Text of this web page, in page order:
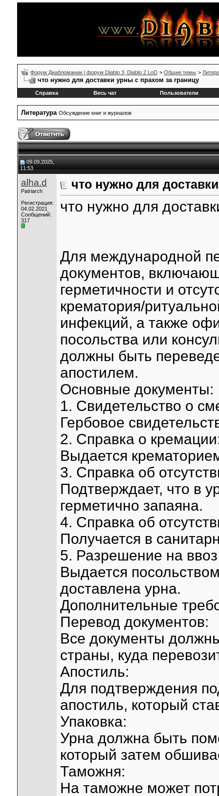
Форум Диабломании | форум Diablo 3, Diablo 2 LoD > Общие темы >
что нужно для доставки урны с прахом за границу
Справка Весь чат Пользователи
Литература Обсуждение книг и журналов
09.09.2025,
11:53
alha.d
Patriarch
Регистрация:
04.02.2021
Сообщений:
317
что нужно для
что нужно для
Для международной
документов,
герметичности и
крематория/
инфекций, а также
посольства или
должны быть
апостилем.
Основные документы:
1. Свидетельство о
Гербовое
2. Справка о
Выдается
3. Справка об
Подтверждает, что в
герметично запаяна.
4. Справка об
Получается в
5. Разрешение на
Выдается
доставлена урна.
Дополнительные
Перевод документов:
Все документы
страны, куда
Апостиль:
Для подтверждения
апостиль, который
Упаковка:
Урна должна быть
который затем
Таможня:
На таможне может